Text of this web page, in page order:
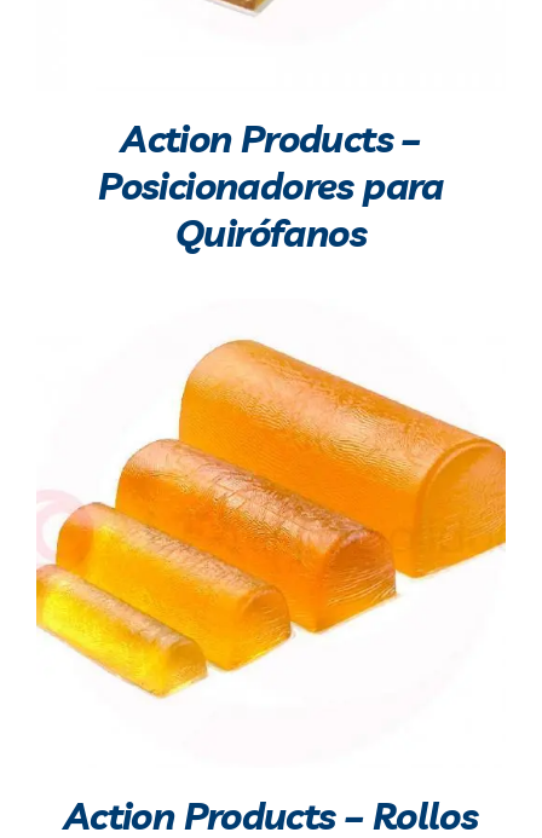
Action Products –
Posicionadores para
Quirófanos
Action Products – Rollos